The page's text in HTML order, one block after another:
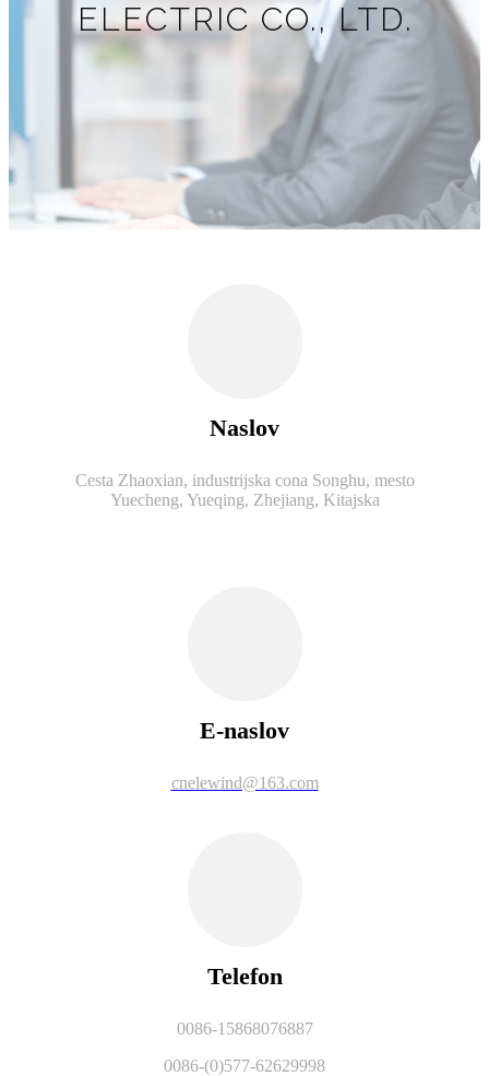
ELECTRIC CO., LTD.
Naslov
Cesta Zhaoxian, industrijska cona Songhu, mesto
Yuecheng, Yueqing, Zhejiang, Kitajska
E-naslov
cnelewind@163.com
Telefon
0086-15868076887
0086-(0)577-62629998